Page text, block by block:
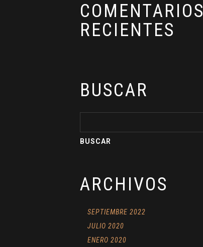
COMENTARIOS
RECIENTES
BUSCAR
ARCHIVOS
SEPTIEMBRE 2022
JULIO 2020
ENERO 2020